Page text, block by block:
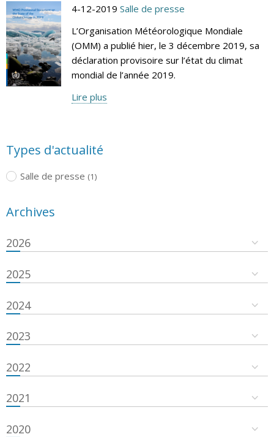
4-12-2019 Salle de presse
L’Organisation Météorologique Mondiale
(OMM) a publié hier, le 3 décembre 2019, sa
déclaration provisoire sur l’état du climat
mondial de l’année 2019.
Lire plus
Types d'actualité
Salle de presse (1)
Archives
2026
2025
2024
2023
2022
2021
2020